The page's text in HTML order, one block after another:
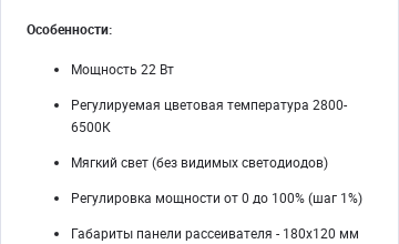
Особенности:
Мощность 22 Вт
Регулируемая цветовая температура 2800-
6500К
Мягкий свет (без видимых светодиодов)
Регулировка мощности от 0 до 100% (шаг 1%)
Габариты панели рассеивателя - 180х120 мм